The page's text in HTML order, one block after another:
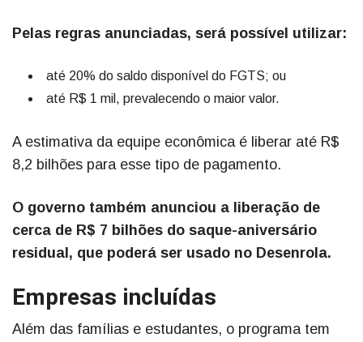
Pelas regras anunciadas, será possível utilizar:
até 20% do saldo disponível do FGTS; ou
até R$ 1 mil, prevalecendo o maior valor.
A estimativa da equipe econômica é liberar até R$
8,2 bilhões para esse tipo de pagamento.
O governo também anunciou a liberação de
cerca de R$ 7 bilhões do saque-aniversário
residual, que poderá ser usado no Desenrola.
Empresas incluídas
Além das famílias e estudantes, o programa tem